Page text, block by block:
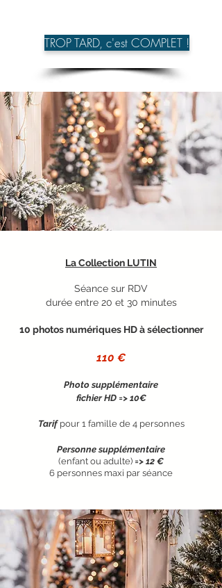
TROP TARD, c'est COMPLET !
La Collection LUTIN
Séance sur RDV
durée entre 20 et 30 minutes
10 photos numériques HD à sélectionner
110 €
Photo supplémentaire
fichier HD => 10€
Tarif pour 1 famille de 4 personnes
Personne supplémentaire
(enfant ou adulte) => 12 €
6 personnes maxi par séance